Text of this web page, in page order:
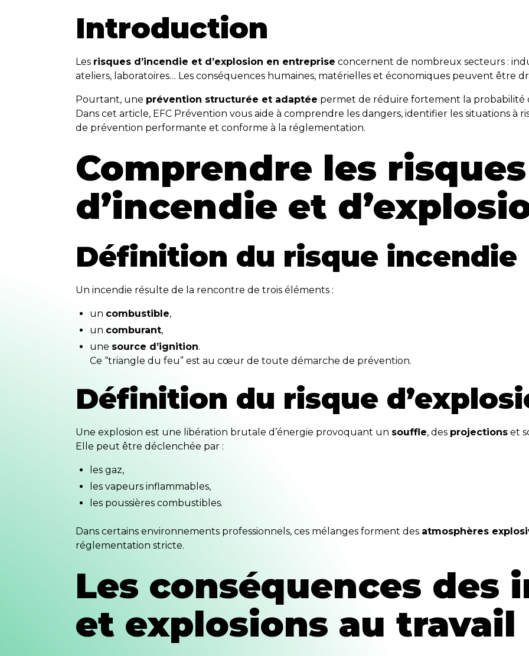
Introduction
Les risques d’incendie et d’explosion en entreprise concernent de nombreux secteurs :
ateliers, laboratoires… Les conséquences humaines, matérielles et économiques peuvent être
Pourtant, une prévention structurée et adaptée permet de réduire fortement la probabilité
Dans cet article, EFC Prévention vous aide à comprendre les dangers, identifier les situations à
de prévention performante et conforme à la réglementation.
Comprendre les risques
d’incendie et
Définition du risque incendie
Un incendie résulte de la rencontre de trois éléments :
un combustible,
un comburant,
une source d’ignition.
Ce “triangle du feu” est au cœur de toute démarche de prévention.
Définition du risque
Une explosion est une libération brutale d’énergie provoquant un souffle, des projectionset
Elle peut être déclenchée par :
les gaz,
les vapeurs inflammables,
les poussières combustibles.
Dans certains environnements professionnels, ces mélanges forment des atmosphères
réglementation stricte.
Les conséquences des
et explosions au travail